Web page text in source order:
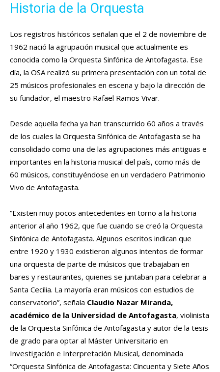
Historia de la Orquesta
Los registros históricos señalan que el 2 de noviembre de
1962 nació la agrupación musical que actualmente es
conocida como la Orquesta Sinfónica de Antofagasta. Ese
día, la OSA realizó su primera presentación con un total de
25 músicos profesionales en escena y bajo la dirección de
su fundador, el maestro Rafael Ramos Vivar.
Desde aquella fecha ya han transcurrido 60 años a través
de los cuales la Orquesta Sinfónica de Antofagasta se ha
consolidado como una de las agrupaciones más antiguas e
importantes en la historia musical del país, como más de
60 músicos, constituyéndose en un verdadero Patrimonio
Vivo de Antofagasta.
“Existen muy pocos antecedentes en torno a la historia
anterior al año 1962, que fue cuando se creó la Orquesta
Sinfónica de Antofagasta. Algunos escritos indican que
entre 1920 y 1930 existieron algunos intentos de formar
una orquesta de parte de músicos que trabajaban en
bares y restaurantes, quienes se juntaban para celebrar a
Santa Cecilia. La mayoría eran músicos con estudios de
conservatorio”, señala Claudio Nazar Miranda,
académico de la Universidad de Antofagasta, violinista
de la Orquesta Sinfónica de Antofagasta y autor de la tesis
de grado para optar al Máster Universitario en
Investigación e Interpretación Musical, denominada
“Orquesta Sinfónica de Antofagasta: Cincuenta y Siete Años